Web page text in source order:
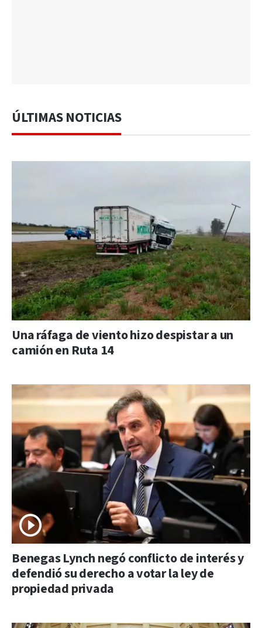
ÚLTIMAS NOTICIAS
Una ráfaga de viento hizo despistar a un
camión en Ruta 14
Benegas Lynch negó conflicto de interés y
defendió su derecho a votar la ley de
propiedad privada